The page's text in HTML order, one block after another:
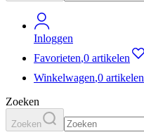
Inloggen
Favorieten,0 artikelen
Winkelwagen,0 artikelen
Zoeken
Zoeken